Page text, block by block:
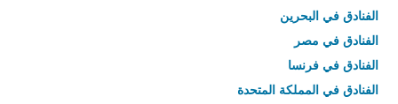
الفنادق في البحرين
الفنادق في مصر
الفنادق في فرنسا
الفنادق في المملكة المتحدة